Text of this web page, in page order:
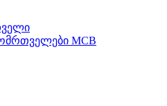
MCB